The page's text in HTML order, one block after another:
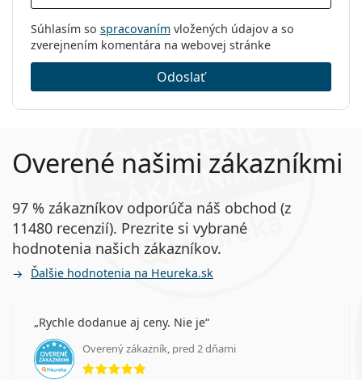
Súhlasím so spracovaním vložených údajov a so
zverejnením komentára na webovej stránke
Odoslať
Overené našimi zákazníkmi
97 % zákazníkov odporúča náš obchod (z
11480 recenzií). Prezrite si vybrané
hodnotenia našich zákazníkov.
Ďalšie hodnotenia na Heureka.sk
Rychle dodanue aj ceny. Nie je
Overený zákazník, pred 2 dňami
hodnotenie 5 z 5